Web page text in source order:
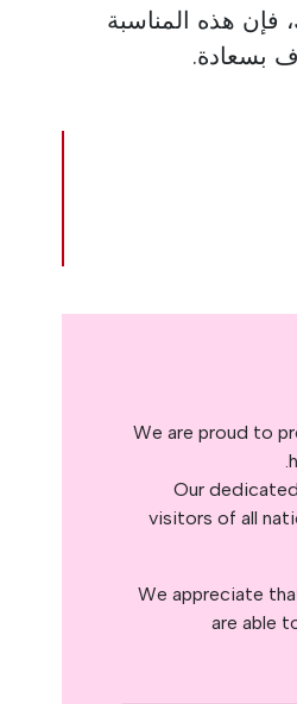
فإن هذه المناسبة
بسعادة.
We are proud to
Our
visitors of all
We appreciate
are able